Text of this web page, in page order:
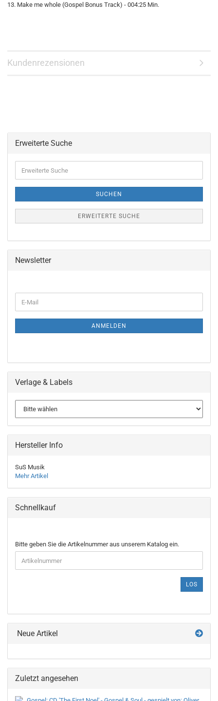
13. Make me whole (Gospel Bonus Track) - 004:25 Min.
Kundenrezensionen
Erweiterte Suche
Suche
SUCHEN
ERWEITERTE SUCHE
Newsletter
ZUR
E-
Mail
ANMELDEN
Verlage & Labels
Hersteller Info
SuS Musik
Mehr Artikel
Schnellkauf
BITTE
GEBEN
SIE
DIE
EIN.
Bitte geben Sie die Artikelnummer aus unserem Katalog ein.
LOS
Neue Artikel
Zuletzt angesehen